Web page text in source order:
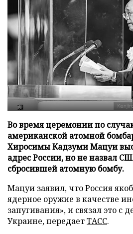
Во время церемонии по
американской атомной
Хиросимы Кадзуми Мацуи
адрес России, но не назвал
сбросившей атомную бомбу.
Мацуи заявил, что Россия
ядерное оружие в качестве
запугивания», и связал это с
Украине, передаетТАСС.